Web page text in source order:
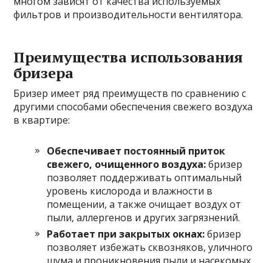
фильтров и производительности вентилятора.
Преимущества использования
бризера
Бризер имеет ряд преимуществ по сравнению с
другими способами обеспечения свежего воздуха
в квартире:
Обеспечивает постоянный приток
свежего, очищенного воздуха:бризер
позволяет поддерживать оптимальный
уровень кислорода и влажности в
помещении, а также очищает воздух от
пыли, аллергенов и других загрязнений.
Работает при закрытых окнах:бризер
позволяет избежать сквозняков, уличного